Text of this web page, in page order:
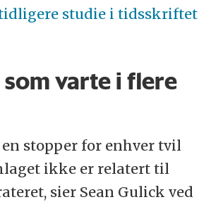
studie i tidsskriftet
som varte i flere
stopper for enhver tvil
ikke er relatert til
sier Sean Gulick ved